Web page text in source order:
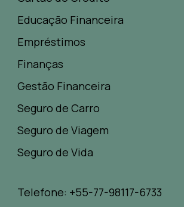
Educação Financeira
Empréstimos
Finanças
Gestão Financeira
Seguro de Carro
Seguro de Viagem
Seguro de Vida
Telefone: +55-77-98117-6733